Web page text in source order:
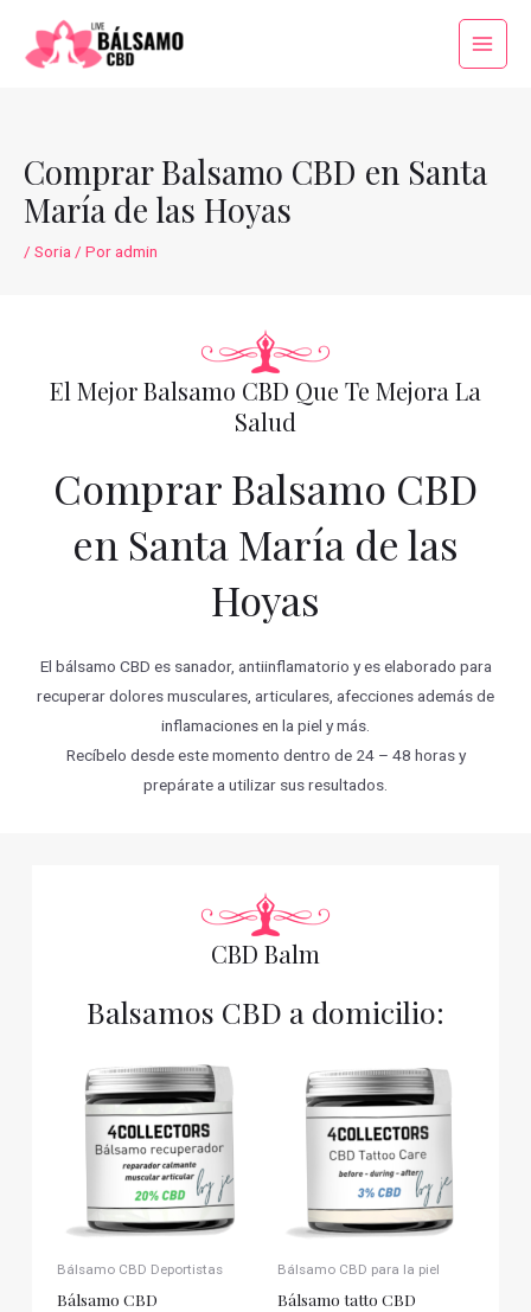
contenido
Main
Comprar Balsamo CBD en Santa
María de las Hoyas
/ Soria / Poradmin
El Mejor Balsamo CBD Que Te Mejora La
Salud
Comprar Balsamo CBD
en Santa María de las
Hoyas
El bálsamo CBD es sanador, antiinflamatorio y es elaborado para
recuperar dolores musculares, articulares, afecciones además de
inflamaciones en la piel y más.
Recíbelo desde este momento dentro de 24 – 48 horas y
prepárate a utilizar sus resultados.
CBD Balm
Balsamos CBD a domicilio:
Bálsamo CBD Deportistas
Bálsamo CBD
Bálsamo CBD para la piel
Bálsamo tatto CBD